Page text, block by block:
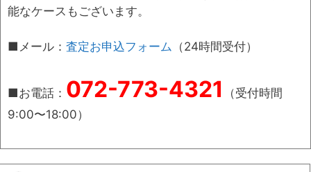
能なケースもございます。
■メール： 査定お申込フォーム （24時間受付）
■お電話： 072-773-4321
（受付時間
9:00〜18:00）